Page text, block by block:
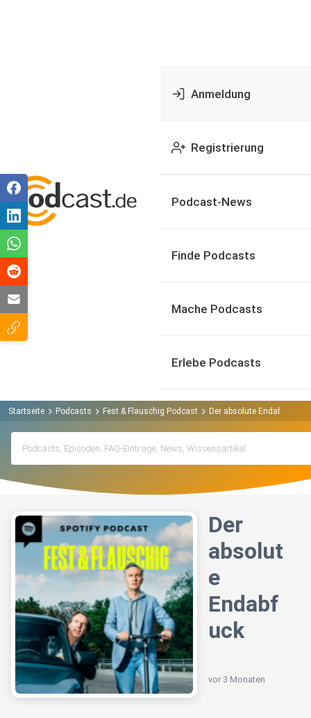
Anmeldung
Registrierung
Podcast-News
Finde Podcasts
Mache Podcasts
Erlebe Podcasts
Startseite Podcasts Fest & Flauschig Podcast Der absolute Endabfuck
Der
absolut
e
Endabf
uck
vor 3 Monaten